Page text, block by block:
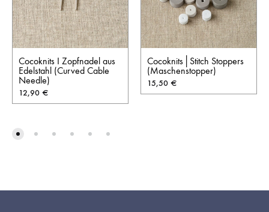
Cocoknits I Zopfnadel aus
Edelstahl (Curved Cable
Needle)
12,90 €
Cocoknits│Stitch Stoppers
(Maschenstopper)
15,50 €